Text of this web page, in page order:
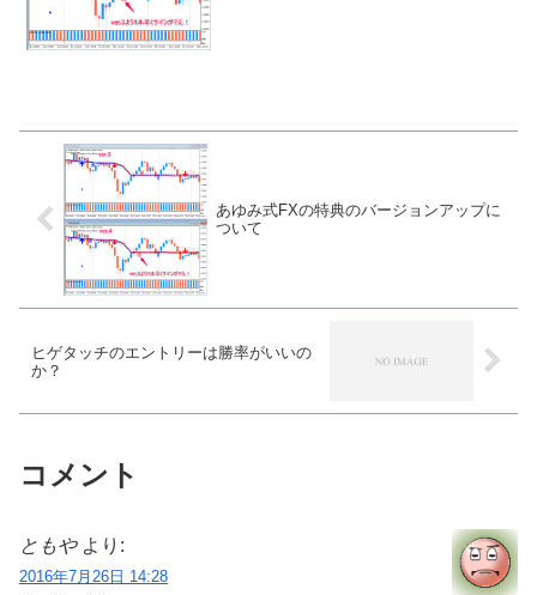
あゆみ式FXの特典のバージョンアップに
ついて
ヒゲタッチのエントリーは勝率がいいの
か？
コメント
ともや より:
2016年7月26日 14:28